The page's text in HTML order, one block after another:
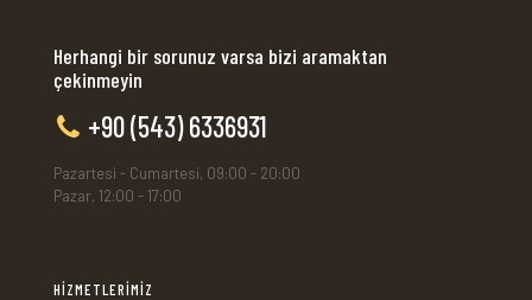
Herhangi bir sorunuz varsa bizi aramaktan
çekinmeyin
+90 (543) 6336931
Pazartesi - Cumartesi, 09:00 - 20:00
Pazar, 12:00 - 17:00
HİZMETLERİMİZ